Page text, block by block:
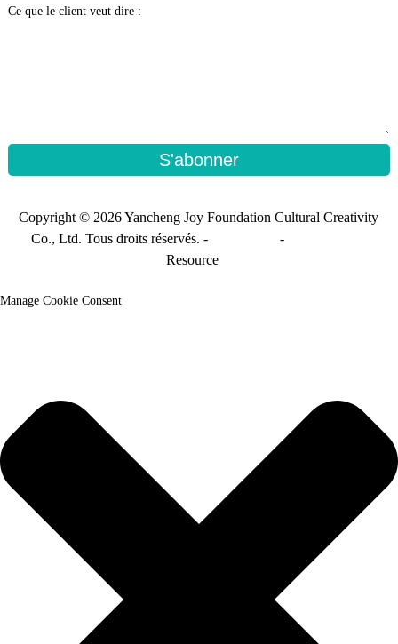
Ce que le client veut dire :
S'abonner
Copyright © 2026 Yancheng Joy Foundation Cultural Creativity
Co., Ltd. Tous droits réservés. -
-
Resource
Manage Cookie Consent